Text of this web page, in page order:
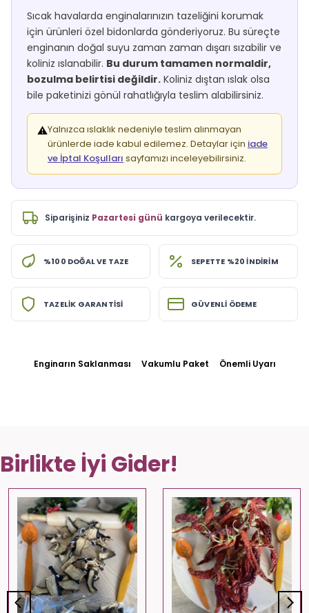
Sıcak havalarda enginalarınızın tazeliğini korumak
için ürünleri özel bidonlarda gönderiyoruz. Bu süreçte
enginanın doğal suyu zaman zaman dışarı sızabilir ve
koliniz ıslanabilir. Bu durum tamamen normaldir,
bozulma belirtisi değildir. Koliniz dıştan ıslak olsa
bile paketinizi gönül rahatlığıyla teslim alabilirsiniz.
⚠️Yalnızca ıslaklık nedeniyle teslim alınmayan
ürünlerde iade kabul edilemez. Detaylar için iade
ve İptal Koşulları sayfamızı inceleyebilirsiniz.
Siparişiniz Pazartesi günü kargoya verilecektir.
%100 DOĞAL VE TAZE SEPETTE %20 İNDİRİM
TAZELİK GARANTİSİ GÜVENLİ ÖDEME
Enginarın Saklanması Vakumlu Paket Önemli Uyarı
Birlikte İyi Gider!
⭐️ Bu ürünü572 kişi favoriledi!
⭐️ Bu ürünü499 kişi favoriledi!